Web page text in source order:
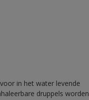
in het water levende
druppels worden